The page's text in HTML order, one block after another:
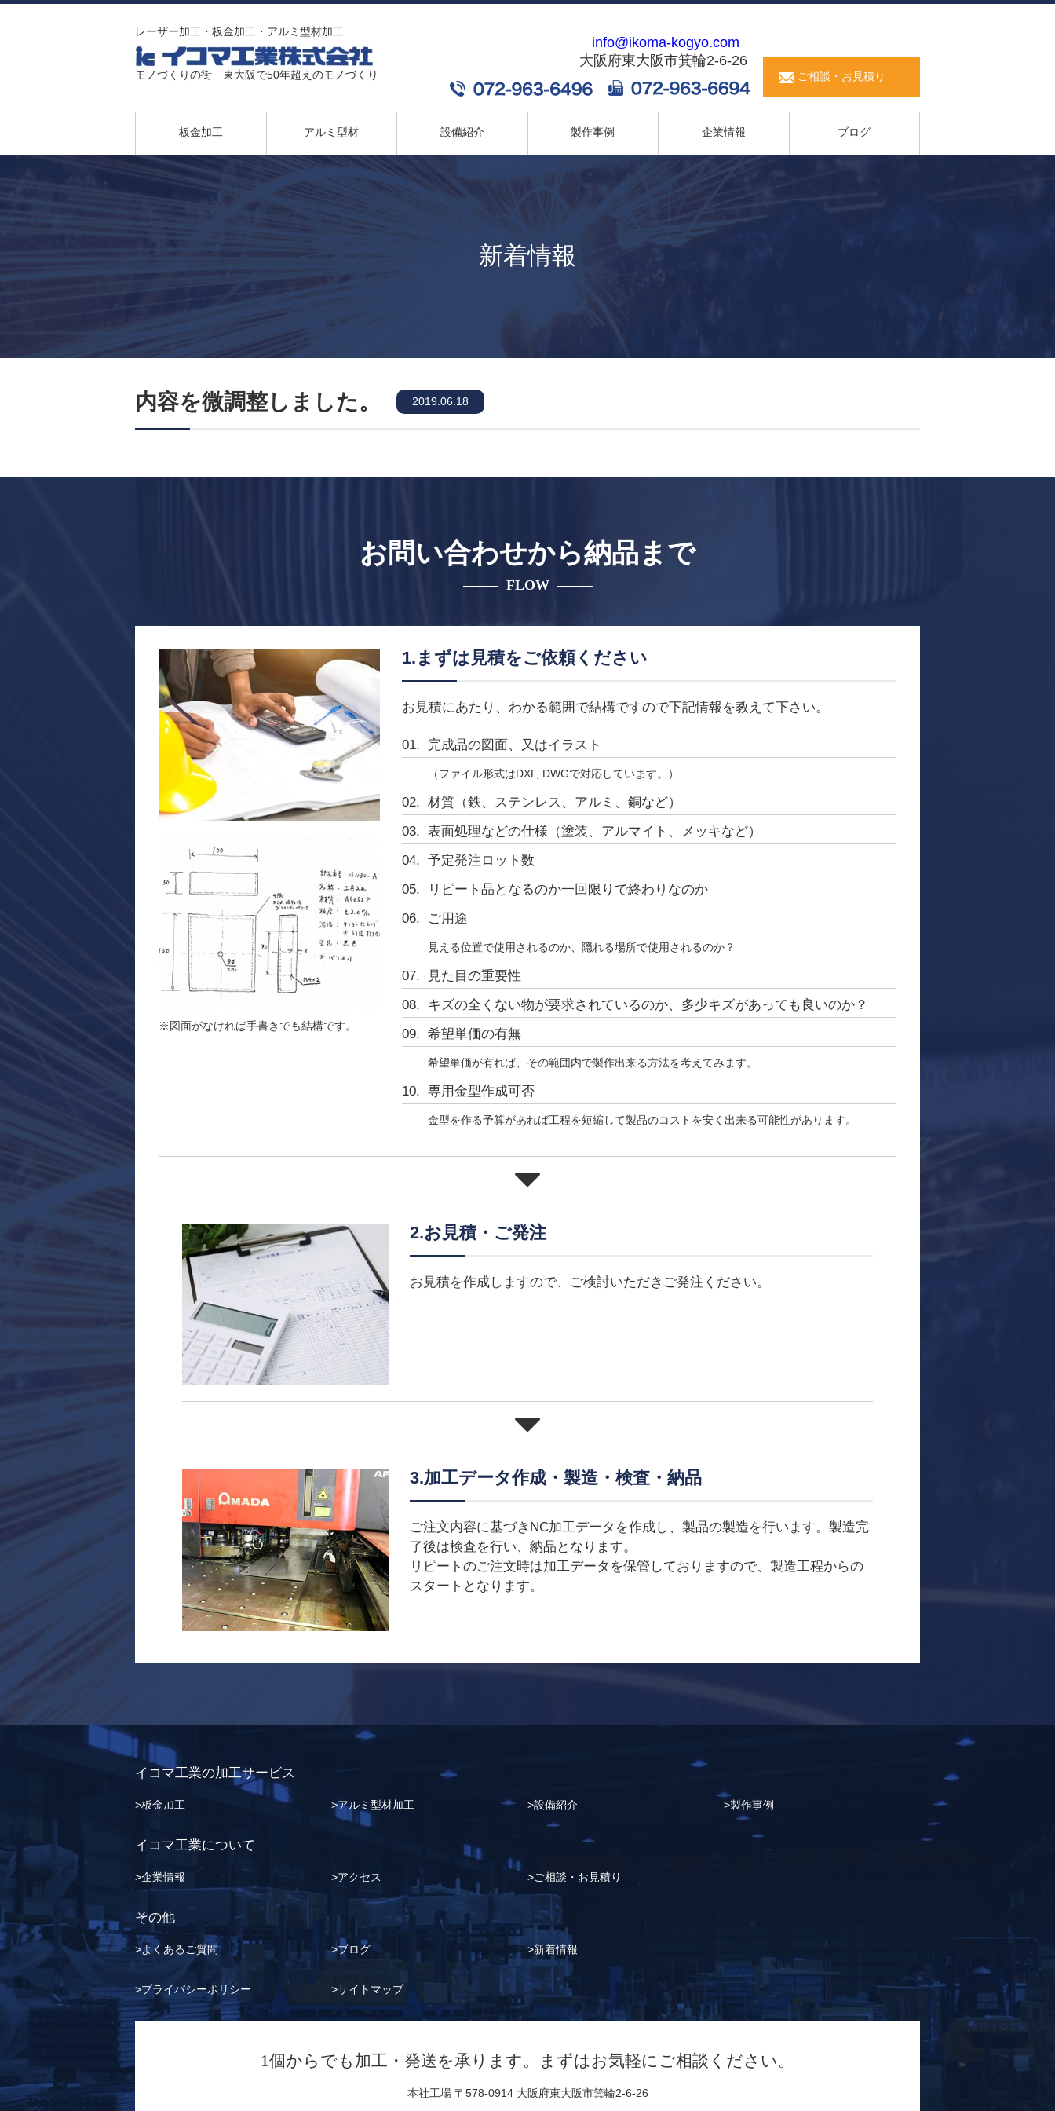
レーザー加工・板金加工・アルミ型材加工
モノづくりの街 東大阪で50年超えのモノづくり
info@ikoma-kogyo.com
大阪府東大阪市箕輪2-6-26
ご相談・お見積り
板金加工 アルミ型材 設備紹介 製作事例 企業情報 ブログ
新着情報
内容を微調整しました。 2019.06.18
お問い合わせから納品まで
FLOW
※図面がなければ手書きでも結構です。
1.まずは見積をご依頼ください
お見積にあたり、わかる範囲で結構ですので下記情報を教えて下さい。
完成品の図面、又はイラスト
（ファイル形式はDXF, DWGで対応しています。）
材質（鉄、ステンレス、アルミ、銅など）
表面処理などの仕様（塗装、アルマイト、メッキなど）
予定発注ロット数
リピート品となるのか一回限りで終わりなのか
ご用途
見える位置で使用されるのか、隠れる場所で使用されるのか？
見た目の重要性
キズの全くない物が要求されているのか、多少キズがあっても良いのか？
希望単価の有無
希望単価が有れば、その範囲内で製作出来る方法を考えてみます。
専用金型作成可否
金型を作る予算があれば工程を短縮して製品のコストを安く出来る可能性があります。
2.お見積・ご発注
お見積を作成しますので、ご検討いただきご発注ください。
3.加工データ作成・製造・検査・納品
ご注文内容に基づきNC加工データを作成し、製品の製造を行います。製造完
了後は検査を行い、納品となります。
リピートのご注文時は加工データを保管しておりますので、製造工程からの
スタートとなります。
イコマ工業の加工サービス
板金加工 アルミ型材加工 設備紹介 製作事例
イコマ工業について
企業情報 アクセス ご相談・お見積り
その他
よくあるご質問 ブログ 新着情報
プライバシーポリシー サイトマップ
1個からでも加工・発送を承ります。 まずはお気軽にご相談ください。
本社工場 〒578-0914 大阪府東大阪市箕輪2-6-26